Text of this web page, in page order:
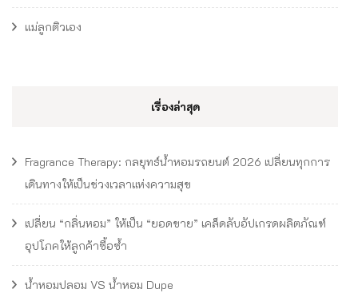
แม่ลูกติวเอง
เรื่องล่าสุด
Fragrance Therapy: กลยุทธ์น้ำหอมรถยนต์ 2026 เปลี่ยนทุกการ
เดินทางให้เป็นช่วงเวลาแห่งความสุข
เปลี่ยน “กลิ่นหอม” ให้เป็น “ยอดขาย” เคล็ดลับอัปเกรดผลิตภัณฑ์
อุปโภคให้ลูกค้าซื้อซ้ำ
น้ำหอมปลอม VS น้ำหอม Dupe